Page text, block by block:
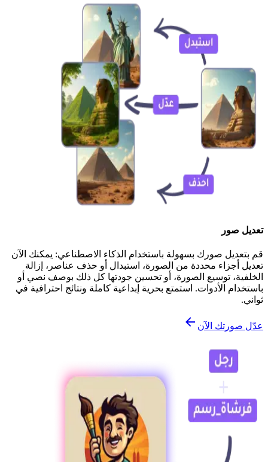
تعديل صور
قم بتعديل صورك بسهولة باستخدام الذكاء الاصطناعي: يمكنك الآن
تعديل أجزاء محددة من الصورة، استبدال أو حذف عناصر، إزالة
الخلفية، توسيع الصورة، أو تحسين جودتها كل ذلك بوصف نصي أو
باستخدام الأدوات. استمتع بحرية إبداعية كاملة ونتائج احترافية في
ثواني.
عدّل صورتك الآن